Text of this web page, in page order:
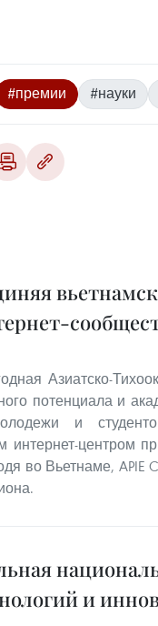
#премии #науки
Азиатско-
потенциала и
и
интернет-центром
во Вьетнаме, APIE
и